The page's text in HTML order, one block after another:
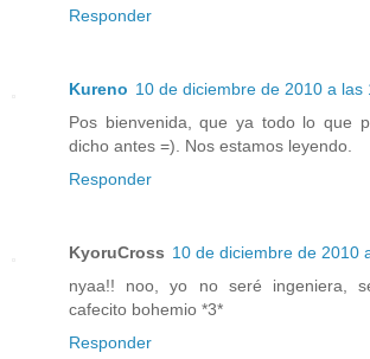
Responder
Kureno 10 de diciembre de 2010 a las
Pos bienvenida, que ya todo lo que
dicho antes =). Nos estamos leyendo.
Responder
KyoruCross 10 de diciembre de 2010
nyaa!! noo, yo no seré ingeniera,
cafecito bohemio *3*
Responder